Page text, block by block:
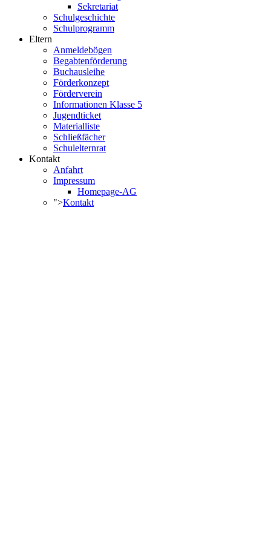
Sekretariat
Schulgeschichte
Schulprogramm
Eltern
Anmeldebögen
Begabtenförderung
Buchausleihe
Förderkonzept
Förderverein
Informationen Klasse 5
Jugendticket
Materialliste
Schließfächer
Schulelternrat
Kontakt
Anfahrt
Impressum
Homepage-AG
">Kontakt